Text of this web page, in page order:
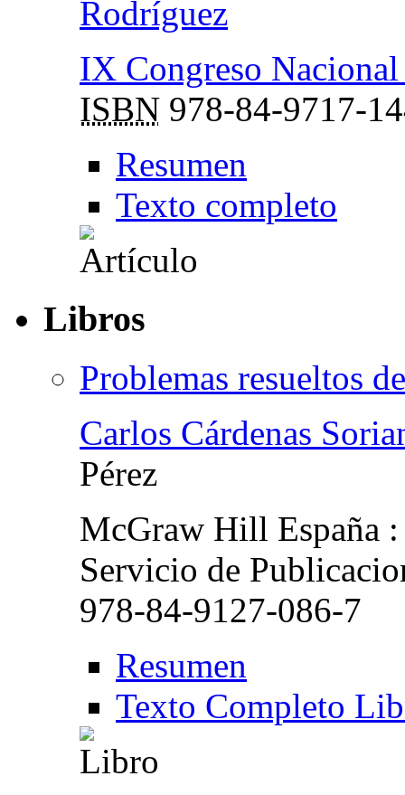
Rodríguez
IX Congreso
ISBN 978-84-9717-
Resumen
Texto completo
Libros
Problemas resueltos
Carlos Cárdenas
Pérez
McGraw Hill España
Servicio de
978-84-9127-086-7
Resumen
Texto Completo